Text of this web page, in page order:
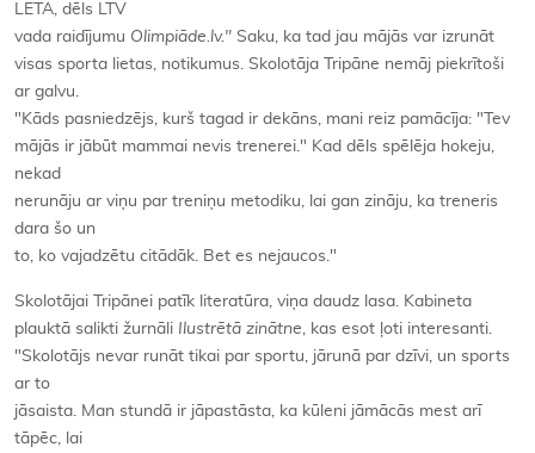
LETA, dēls LTV
vada raidījumu Olimpiāde.lv." Saku, ka tad jau mājās var izrunāt
visas sporta lietas, notikumus. Skolotāja Tripāne nemāj piekrītoši
ar galvu.
"Kāds pasniedzējs, kurš tagad ir dekāns, mani reiz pamācīja: "Tev
mājās ir jābūt mammai nevis trenerei." Kad dēls spēlēja hokeju,
nekad
nerunāju ar viņu par treniņu metodiku, lai gan zināju, ka treneris
dara šo un
to, ko vajadzētu citādāk. Bet es nejaucos."
Skolotājai Tripānei patīk literatūra, viņa daudz lasa. Kabineta
plauktā salikti žurnāli Ilustrētā zinātne, kas esot ļoti interesanti.
"Skolotājs nevar runāt tikai par sportu, jārunā par dzīvi, un sports
ar to
jāsaista. Man stundā ir jāpastāsta, ka kūleni jāmācās mest arī
tāpēc, lai